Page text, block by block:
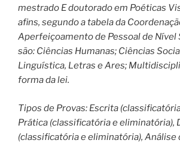
mestrado E doutorado em Poéticas
afins, segundo a tabela da
Aperfeiçoamento de Pessoal de Nível
são: Ciências Humanas; Ciências
Linguística, Letras e Ares;
forma da lei.
Tipos de Provas: Escrita
Prática (classificatória e eliminatória),
(classificatória e eliminatória), Análise